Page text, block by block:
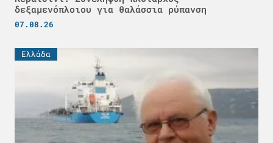
δεξαμενόπλοιου για θαλάσσια ρύπανση
07.08.26
Ελλάδα